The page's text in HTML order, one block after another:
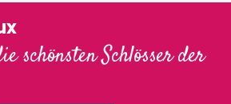
schönsten Schlösser der